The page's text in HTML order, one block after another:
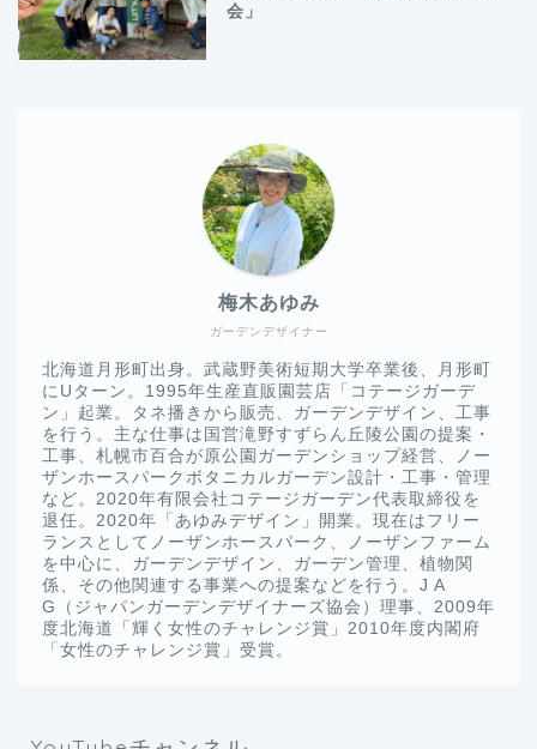
会」
ガーデンデザイナー
梅木あゆみ
北海道月形町出身。武蔵野美術短期大学卒業後、月形町
にUターン。1995年生産直販園芸店「コテージガーデ
ン」起業。タネ播きから販売、ガーデンデザイン、工事
を行う。主な仕事は国営滝野すずらん丘陵公園の提案・
工事、札幌市百合が原公園ガーデンショップ経営、ノー
ザンホースパークボタニカルガーデン設計・工事・管理
など。2020年有限会社コテージガーデン代表取締役を
退任。2020年「あゆみデザイン」開業。現在はフリー
ランスとしてノーザンホースパーク、ノーザンファーム
を中心に、ガーデンデザイン、ガーデン管理、植物関
係、その他関連する事業への提案などを行う。J A
G（ジャパンガーデンデザイナーズ協会）理事、2009年
度北海道「輝く女性のチャレンジ賞」2010年度内閣府
「女性のチャレンジ賞」受賞。